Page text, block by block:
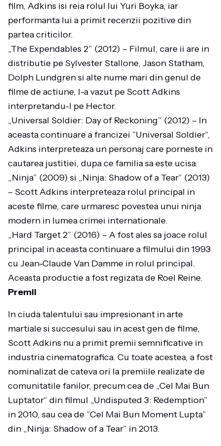
film, Adkins isi reia rolul lui Yuri Boyka, iar
performanta lui a primit recenzii pozitive din
partea criticilor.
„The Expendables 2” (2012) – Filmul, care ii are in
distributie pe Sylvester Stallone, Jason Statham,
Dolph Lundgren si alte nume mari din genul de
filme de actiune, l-a vazut pe Scott Adkins
interpretandu-l pe Hector.
„Universal Soldier: Day of Reckoning” (2012) – In
aceasta continuare a francizei ”Universal Soldier”,
Adkins interpreteaza un personaj care porneste in
cautarea justitiei, dupa ce familia sa este ucisa.
„Ninja” (2009) si „Ninja: Shadow of a Tear” (2013)
– Scott Adkins interpreteaza rolul principal in
aceste filme, care urmaresc povestea unui ninja
modern in lumea crimei internationale.
„Hard Target 2” (2016) – A fost ales sa joace rolul
principal in aceasta continuare a filmului din 1993
cu Jean-Claude Van Damme in rolul principal.
Aceasta productie a fost regizata de Roel Reine.
Premii
In ciuda talentului sau impresionant in arte
martiale si succesului sau in acest gen de filme,
Scott Adkins nu a primit premii semnificative in
industria cinematografica. Cu toate acestea, a fost
nominalizat de cateva ori la premiile realizate de
comunitatile fanilor, precum cea de „Cel Mai Bun
Luptator” din filmul „Undisputed 3: Redemption”
in 2010, sau cea de ”Cel Mai Bun Moment Lupta”
din „Ninja: Shadow of a Tear” in 2013.